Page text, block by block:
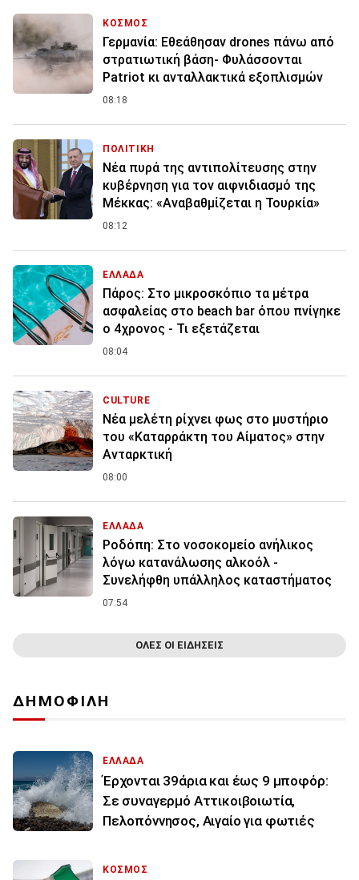
ΚΟΣΜΟΣ
Γερμανία: Εθεάθησαν drones πάνω από
στρατιωτική βάση- Φυλάσσονται
Patriot κι ανταλλακτικά εξοπλισμών
08:18
ΠΟΛΙΤΙΚΗ
Νέα πυρά της αντιπολίτευσης στην
κυβέρνηση για τον αιφνιδιασμό της
Μέκκας: «Αναβαθμίζεται η Τουρκία»
08:12
ΕΛΛΑΔΑ
Πάρος: Στο μικροσκόπιο τα μέτρα
ασφαλείας στο beach bar όπου πνίγηκε
ο 4χρονος - Τι εξετάζεται
08:04
CULTURE
Νέα μελέτη ρίχνει φως στο μυστήριο
του «Καταρράκτη του Αίματος» στην
Ανταρκτική
08:00
ΕΛΛΑΔΑ
Ροδόπη: Στο νοσοκομείο ανήλικος
λόγω κατανάλωσης αλκοόλ -
Συνελήφθη υπάλληλος καταστήματος
07:54
ΟΛΕΣ ΟΙ ΕΙΔΗΣΕΙΣ
ΔΗΜΟΦΙΛΗ
ΕΛΛΑΔΑ
Έρχονται 39άρια και έως 9 μποφόρ:
Σε συναγερμό Αττικοιβοιωτία,
Πελοπόννησος, Αιγαίο για φωτιές
ΚΟΣΜΟΣ